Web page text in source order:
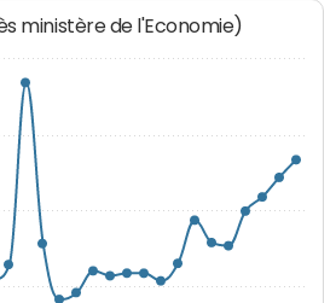
ministère de l'Economie)